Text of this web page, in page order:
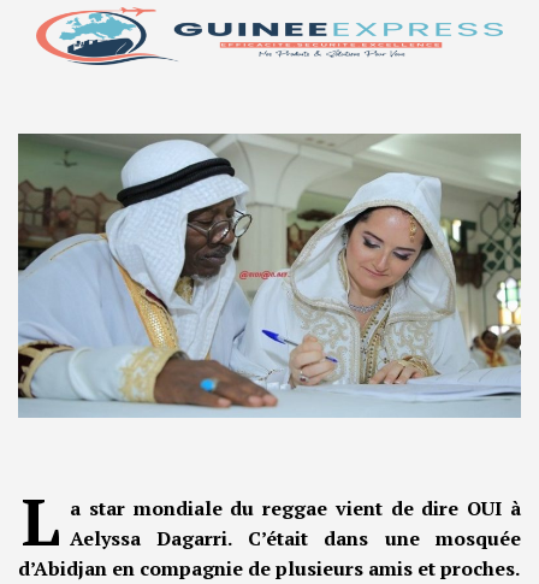
L a star mondiale du reggae vient de dire OUI à
Aelyssa Dagarri. C’était dans une mosquée
d’Abidjan en compagnie de plusieurs amis et proches.